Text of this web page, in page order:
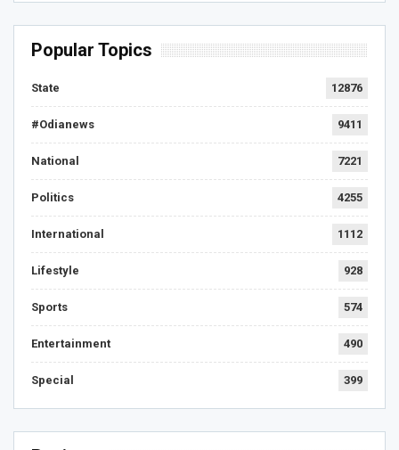
Popular Topics
State 12876
#Odianews 9411
National 7221
Politics 4255
International 1112
Lifestyle 928
Sports 574
Entertainment 490
Special 399